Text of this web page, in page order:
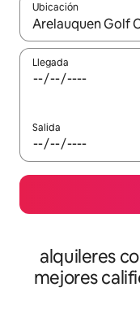
Ubicación
Cuando los
Llegada
Salida
alquileres
mejores